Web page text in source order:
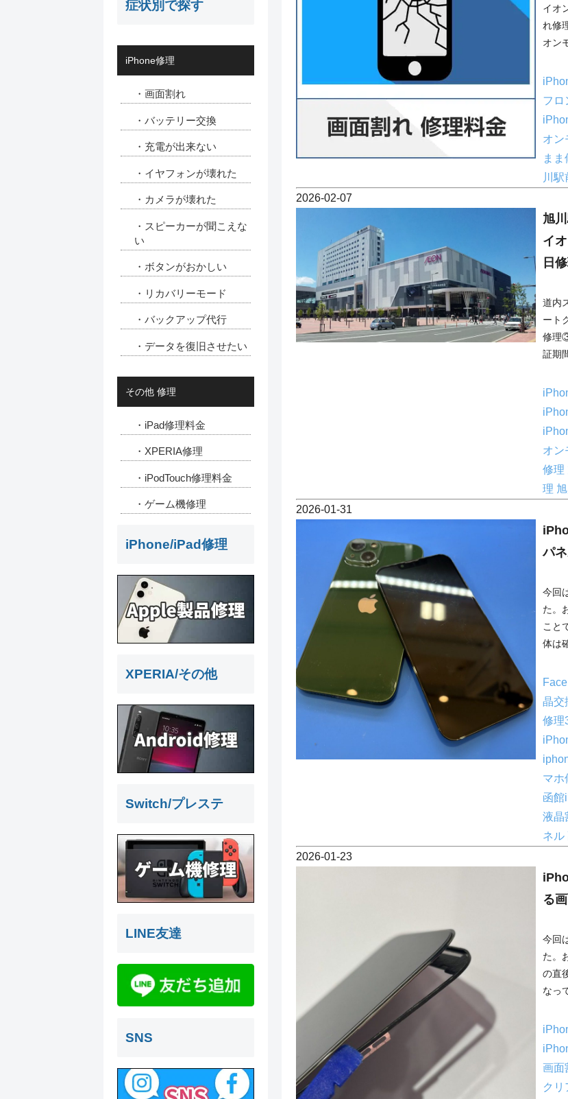
イオ
れ修
オン
フロ
オン
まま
川
2026-02-07
旭
イ
日
道内
ート
修理
証期
オン
修理
理
2026-01-31
パ
今回
た。
こと
体は
晶交
修理
マホ
函館
液晶
ネル
2026-01-23
る
今回
た。
の直
なっ
画面
クリ
症状別で探す
iPhone修理
・画面割れ
・バッテリー交換
・充電が出来ない
・イヤフォンが壊れた
・カメラが壊れた
・スピーカーが聞こえな
い
・ボタンがおかしい
・リカバリーモード
・バックアップ代行
・データを復旧させたい
その他 修理
・iPad修理料金
・XPERIA修理
・iPodTouch修理料金
・ゲーム機修理
iPhone/iPad修理
XPERIA/その他
Switch/プレステ
LINE友達
SNS